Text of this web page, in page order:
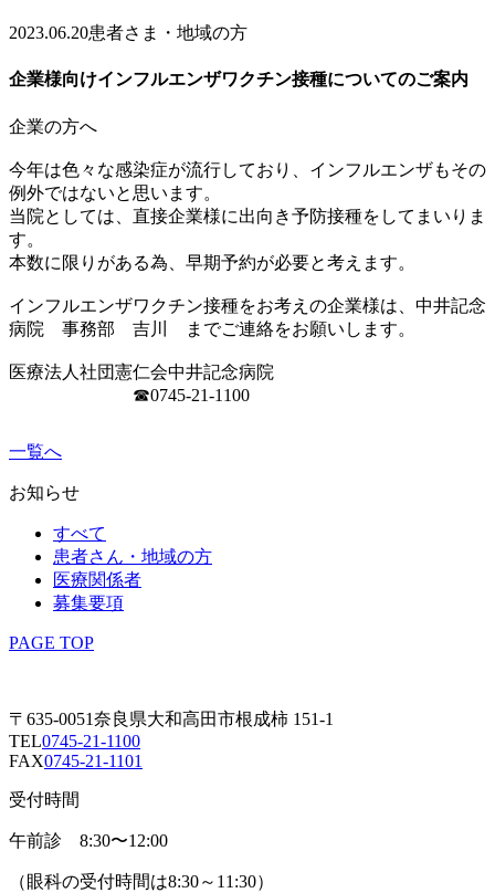
2023.06.20患者さま・地域の方
企業様向けインフルエンザワクチン接種についてのご案内
企業の方へ
今年は色々な感染症が流行しており、インフルエンザもその
例外ではないと思います。
当院としては、直接企業様に出向き予防接種をしてまいりま
す。
本数に限りがある為、早期予約が必要と考えます。
インフルエンザワクチン接種をお考えの企業様は、中井記念
病院 事務部 吉川 までご連絡をお願いします。
医療法人社団憲仁会中井記念病院
☎0745-21-1100
一覧へ
お知らせ
すべて
患者さん・地域の方
医療関係者
募集要項
PAGE TOP
〒635-0051奈良県大和高田市根成柿 151-1
TEL0745-21-1100
FAX0745-21-1101
受付時間
午前診 8:30〜12:00
（眼科の受付時間は8:30～11:30）